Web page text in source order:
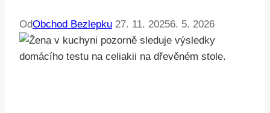
OdObchod Bezlepku 27. 11. 20256. 5. 2026